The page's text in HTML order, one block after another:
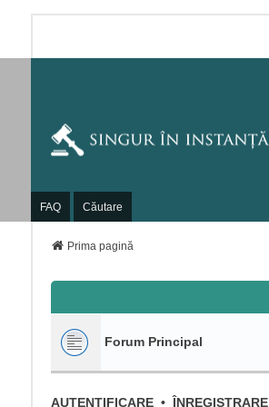
FAQ Căutare
Prima pagină
Forum Principal
AUTENTIFICARE• ÎNREGISTRARE